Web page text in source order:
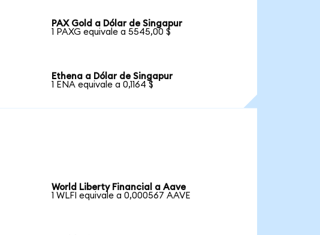
PAX Gold a Dólar de Singapur
1 PAXG equivale a 5545,00 $
Ethena a Dólar de Singapur
1 ENA equivale a 0,1164 $
World Liberty Financial a Aave
1 WLFI equivale a 0,000567 AAVE